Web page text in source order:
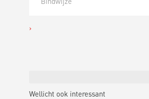
Wellicht ook interessant